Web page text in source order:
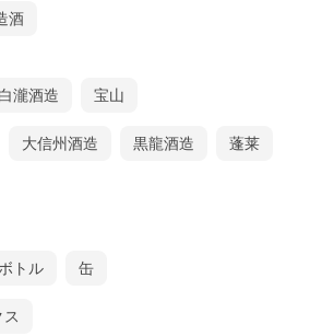
酒
白瀧酒造 宝山
大信州酒造 黒龍酒造 蓬莱
トル 缶